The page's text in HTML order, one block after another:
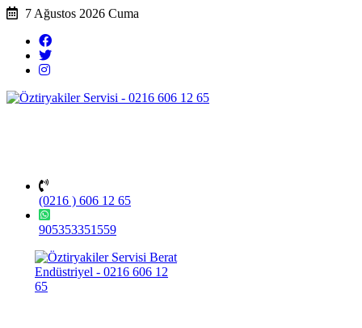
7 Ağustos 2026 Cuma
(0216 ) 606 12 65
905353351559